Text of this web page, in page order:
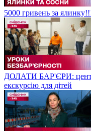
5000 гривень за
ДОЛАТИ БАР'ЄРИ: центр
екскурсію для дітей